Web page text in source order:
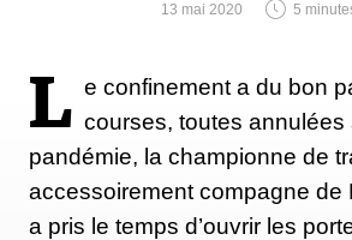
13 mai 2020 5
L e confinement a du bon
courses, toutes annulées
pandémie, la championne de
accessoirement compagne de
a pris le temps d’ouvrir les